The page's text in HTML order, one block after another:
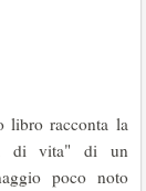
libro racconta la
di vita" di un
poco noto